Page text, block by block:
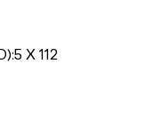
:5 X 112